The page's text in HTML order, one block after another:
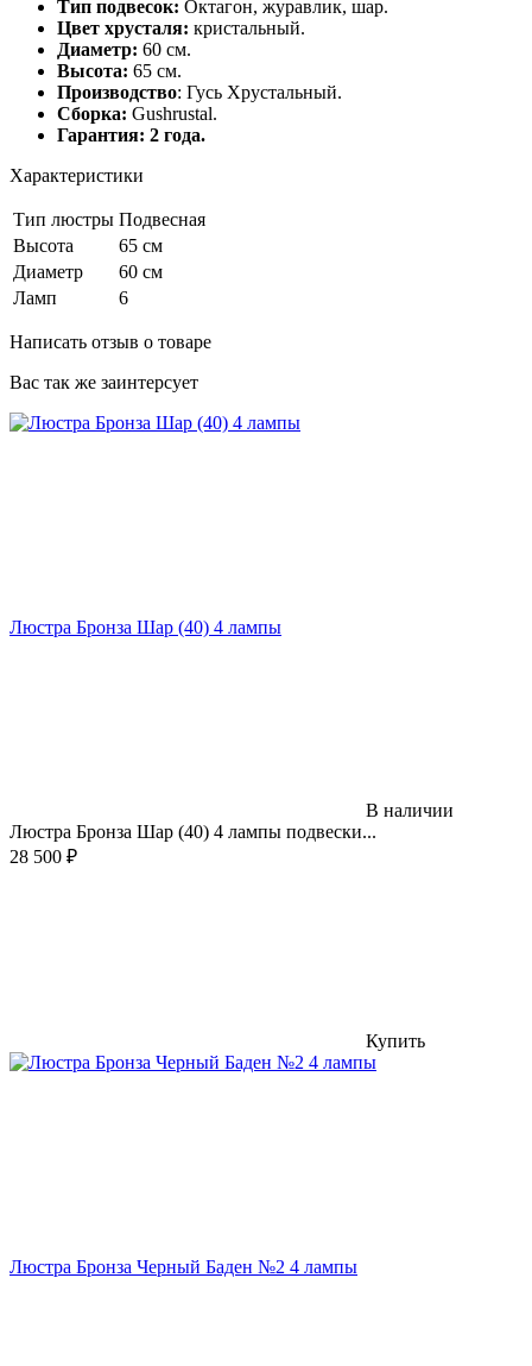
Тип подвесок: Октагон, журавлик, шар.
Цвет хрусталя: кристальный.
Диаметр: 60 см.
Высота: 65 см.
Производство: Гусь Хрустальный.
Сборка: Gushrustal.
Гарантия: 2 года.
Характеристики
Тип люстры Подвесная
Высота
65 см
Диаметр
60 см
Ламп
6
Написать отзыв о товаре
Вас так же заинтерсует
Люстра Бронза Шар (40) 4 лампы
В наличии
Люстра Бронза Шар (40) 4 лампы подвески...
28 500 ₽
Купить
Люстра Бронза Черный Баден №2 4 лампы